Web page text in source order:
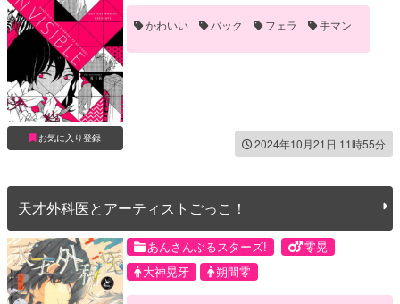
お気に入り登録
かわいい バック フェラ 手マン
2024年10月21日 11時55分
天才外科医とアーティストごっこ！
あんさんぶるスターズ!
零晃
大神晃牙
朔間零